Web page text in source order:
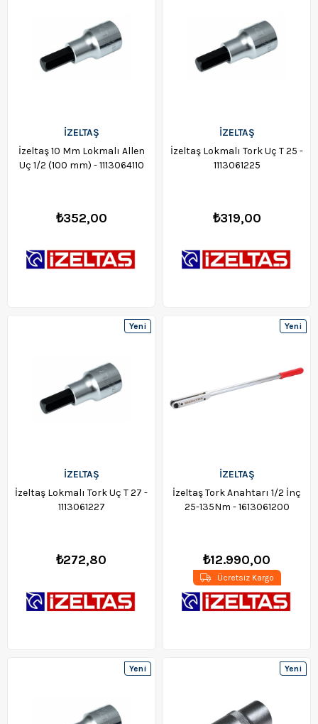
İZELTAŞ
İzeltaş 10 Mm Lokmalı Allen
Uç 1/2 (100 mm) - 1113064110
₺352,00
İZELTAŞ
İzeltaş Lokmalı Tork Uç T 25 -
1113061225
₺319,00
İZELTAŞ
İzeltaş Lokmalı Tork Uç T 27 -
1113061227
₺272,80
Yeni
İZELTAŞ
İzeltaş Tork Anahtarı 1/2 İnç
25-135Nm - 1613061200
₺12.990,00
Ücretsiz Kargo
Yeni
Yeni
Yeni